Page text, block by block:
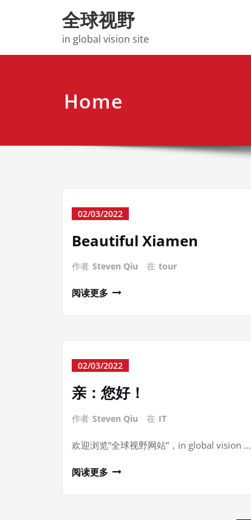
全球视野
in global vision site
Home
02/03/2022
Beautiful Xiamen
作者 Steven Qiu 在 tour
阅读更多
02/03/2022
亲：您好！
作者 Steven Qiu 在 IT
欢迎浏览“全球视野网站”，in global vision …
阅读更多